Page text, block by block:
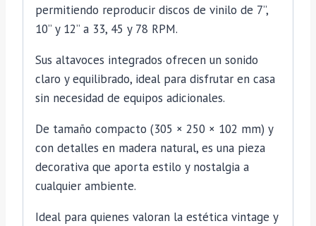
permitiendo reproducir discos de vinilo de 7”,
10” y 12” a 33, 45 y 78 RPM.
Sus altavoces integrados ofrecen un sonido
claro y equilibrado, ideal para disfrutar en casa
sin necesidad de equipos adicionales.
De tamaño compacto (305 × 250 × 102 mm) y
con detalles en madera natural, es una pieza
decorativa que aporta estilo y nostalgia a
cualquier ambiente.
Ideal para quienes valoran la estética vintage y